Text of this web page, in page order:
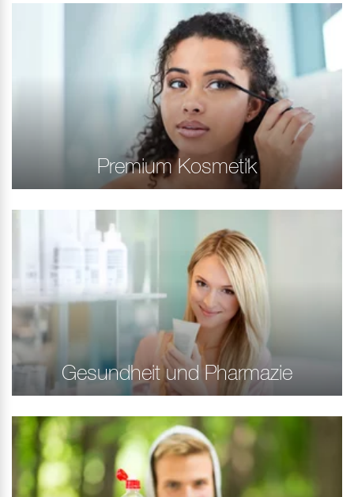
Premium Kosmetik
Gesundheit und Pharmazie